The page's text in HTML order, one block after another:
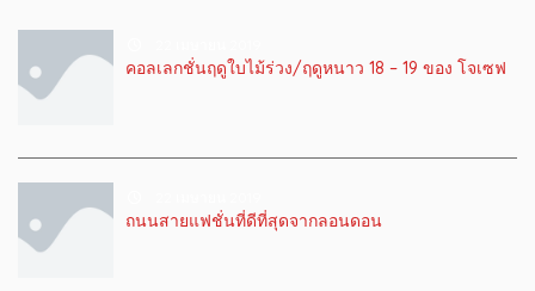
คอลเลกชั่นฤดูใบไม้ร่วง/ฤดูหนาว 18 – 19 ของ โจเซฟ
ถนนสายแฟชั่นที่ดีที่สุดจากลอนดอน